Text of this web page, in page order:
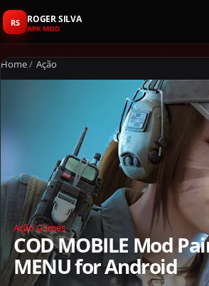
RS ROGER SILVA
APK MOD
Home/ Ação
AçãoGames
COD MOBILE Mod
MENU for Android